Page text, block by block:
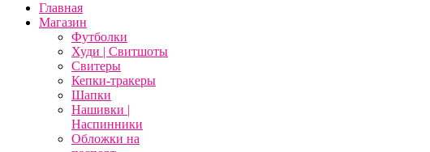
Главная
Магазин
Футболки
Худи | Свитшоты
Свитеры
Кепки-тракеры
Шапки
Нашивки |
Наспинники
Обложки на